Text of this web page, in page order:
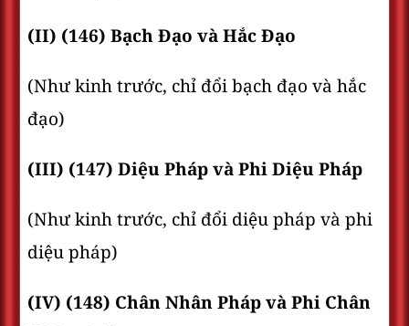
(II) (146) Bạch Ðạo và Hắc Ðạo
(Như kinh trước, chỉ đổi bạch đạo và hắc
đạo)
(III) (147) Diệu Pháp và Phi Diệu Pháp
(Như kinh trước, chỉ đổi diệu pháp và phi
diệu pháp)
(IV) (148) Chân Nhân Pháp và Phi Chân